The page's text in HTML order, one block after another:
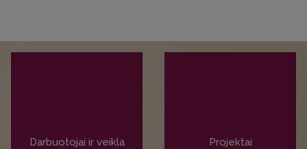
Darbuotojai ir veikla Projektai